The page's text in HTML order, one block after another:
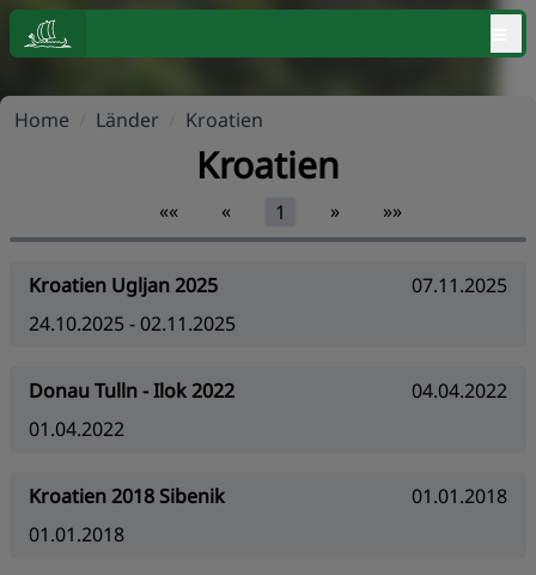
Home Länder Kroatien
Kroatien
«« « 1 » »»
Kroatien Ugljan 2025
07.11.2025
24.10.2025 - 02.11.2025
Donau Tulln - Ilok 2022
04.04.2022
01.04.2022
Kroatien 2018 Sibenik
01.01.2018
01.01.2018